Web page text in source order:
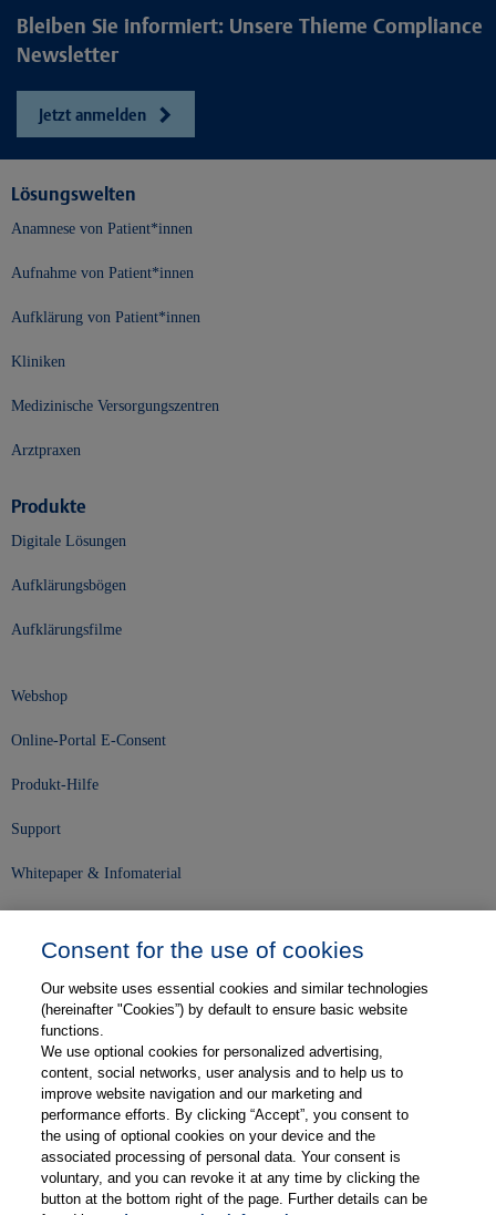
Bleiben Sie informiert: Unsere Thieme Compliance
Newsletter
Jetzt anmelden
Lösungswelten
Anamnese von Patient*innen
Aufnahme von Patient*innen
Aufklärung von Patient*innen
Kliniken
Medizinische Versorgungszentren
Arztpraxen
Produkte
Digitale Lösungen
Aufklärungsbögen
Aufklärungsfilme
Webshop
Online-Portal E-Consent
Produkt-Hilfe
Support
Whitepaper & Infomaterial
Karriere
Kontakt
Web-Semniare
Anwenderberichte
Partner
Consent for the use of cookies
Our website uses essential cookies and similar technologies
(hereinafter "Cookies”) by default to ensure basic website
functions.
We use optional cookies for personalized advertising,
content, social networks, user analysis and to help us to
improve website navigation and our marketing and
performance efforts. By clicking “Accept”, you consent to
the using of optional cookies on your device and the
associated processing of personal data. Your consent is
voluntary, and you can revoke it at any time by clicking the
button at the bottom right of the page. Further details can be